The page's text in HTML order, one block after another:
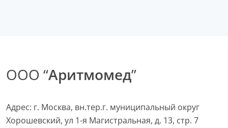
ООО “Аритмомед”
Адрес: г. Москва, вн.тер.г. муниципальный округ
Хорошевский, ул 1-я Магистральная, д. 13, стр. 7